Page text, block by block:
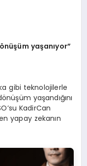
önüşüm yaşanıyor”
gibi teknolojilerle
yaşandığını
KadirCan
yapay zekanın